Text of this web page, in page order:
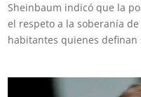
Sheinbaum indicó que la
el respeto a la soberanía
habitantes quienes definan